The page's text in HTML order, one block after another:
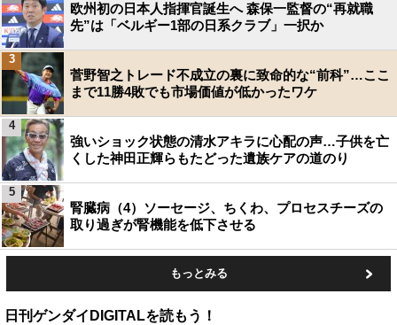
欧州初の日本人指揮官誕生へ 森保一監督の“再就職
先”は「ベルギー1部の日系クラブ」一択か
菅野智之トレード不成立の裏に致命的な“前科”…ここ
まで11勝4敗でも市場価値が低かったワケ
3
強いショック状態の清水アキラに心配の声…子供を亡
くした神田正輝らもたどった遺族ケアの道のり
4
腎臓病（4）ソーセージ、ちくわ、プロセスチーズの
取り過ぎが腎機能を低下させる
5
もっとみる
日刊ゲンダイDIGITALを読もう！